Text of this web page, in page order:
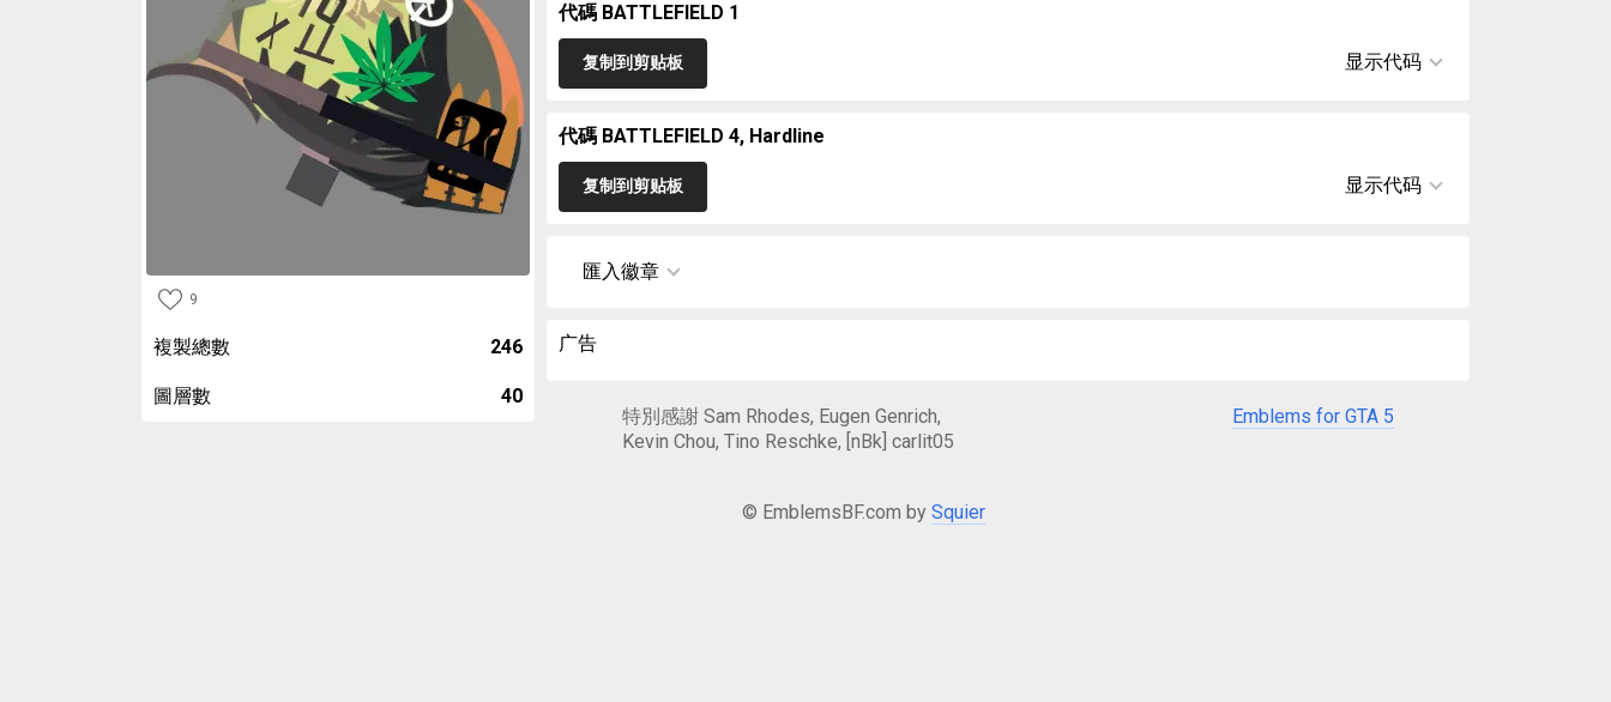
9
複製總數 246
圖層數 40
代碼 BATTLEFIELD 1
复制到剪贴板 显示代码
代碼 BATTLEFIELD 4, Hardline
复制到剪贴板 显示代码
匯入徽章
广告
特別感謝 Sam Rhodes, Eugen Genrich,
Kevin Chou, Tino Reschke, [nBk] carlit05
Emblems for GTA 5
© EmblemsBF.com by Squier